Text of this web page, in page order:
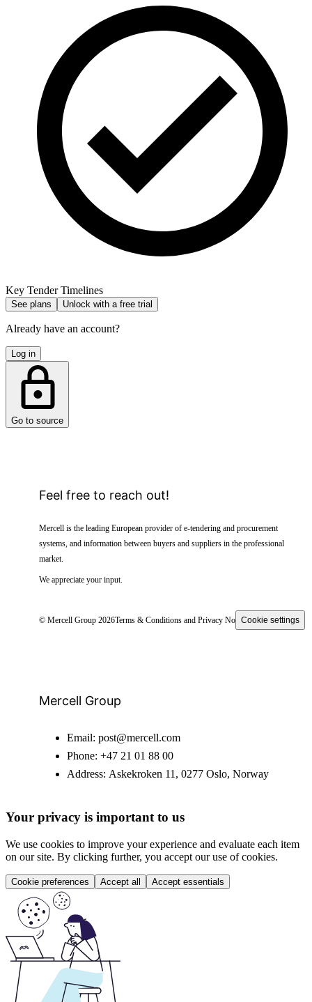
Key Tender Timelines
See plans Unlock with a free trial
Already have an account?
Log in
Go to source
Feel free to reach out!
Mercell is the leading European provider of e-tendering and procurement
systems, and information between buyers and suppliers in the professional
market.
We appreciate your input.
© Mercell Group 2026Terms & Conditions and Privacy NoticeCookie settings
Mercell Group
Email: post@mercell.com
Phone: +47 21 01 88 00
Address: Askekroken 11, 0277 Oslo, Norway
Your privacy is important to us
We use cookies to improve your experience and evaluate each item
on our site. By clicking further, you accept our use of cookies.
Cookie preferences Accept all Accept essentials